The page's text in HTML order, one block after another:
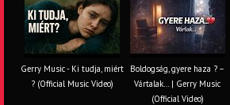
Gerry Music - Ki tudja, miért
? (Official Music Video)
Boldogság, gyere haza ? –
Vártalak… | Gerry Music
(Official Video)